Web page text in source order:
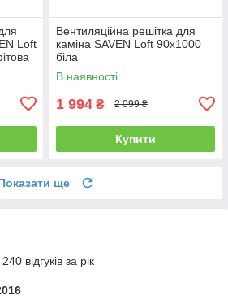
Loft
Вентиляційна решітка для
каміна SAVEN Loft 90х1000
біла
В наявності
1 994 ₴ 2 099 ₴
Купити
ще
відгуків за рік